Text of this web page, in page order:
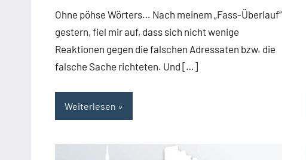
Ohne pöhse Wörters… Nach meinem „Fass-Überlauf“
gestern, fiel mir auf, dass sich nicht wenige
Reaktionen gegen die falschen Adressaten bzw. die
falsche Sache richteten. Und […]
Weiterlesen